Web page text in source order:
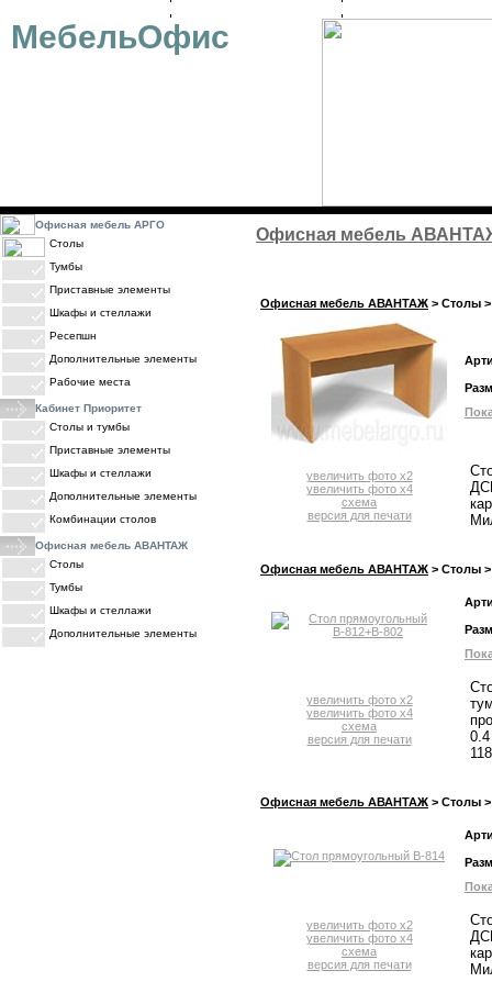
МебельОфис
Офисная мебель АРГО
Столы
Тумбы
Приставные элементы
Шкафы и стеллажи
Ресепшн
Дополнительные элементы
Рабочие места
Кабинет Приоритет
Столы и тумбы
Приставные элементы
Шкафы и стеллажи
Дополнительные элементы
Комбинации столов
Офисная мебель АВАНТАЖ
Столы
Тумбы
Шкафы и стеллажи
Дополнительные элементы
Офисная мебель
Офисная мебель АВАНТАЖ > Столы
увеличить фото x2
увеличить фото x4
схема
версия для печати
Офисная мебель АВАНТАЖ > Столы
увеличить фото x2
увеличить фото x4
схема
версия для печати
Офисная мебель АВАНТАЖ > Столы
увеличить фото x2
увеличить фото x4
схема
версия для печати